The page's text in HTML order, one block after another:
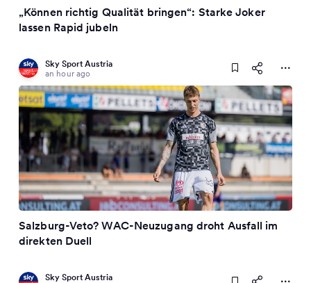
„Können richtig Qualität bringen“: Starke Joker
lassen Rapid jubeln
Sky Sport Austria
an hour ago
Salzburg-Veto? WAC-Neuzugang droht Ausfall im
direkten Duell
Sky Sport Austria